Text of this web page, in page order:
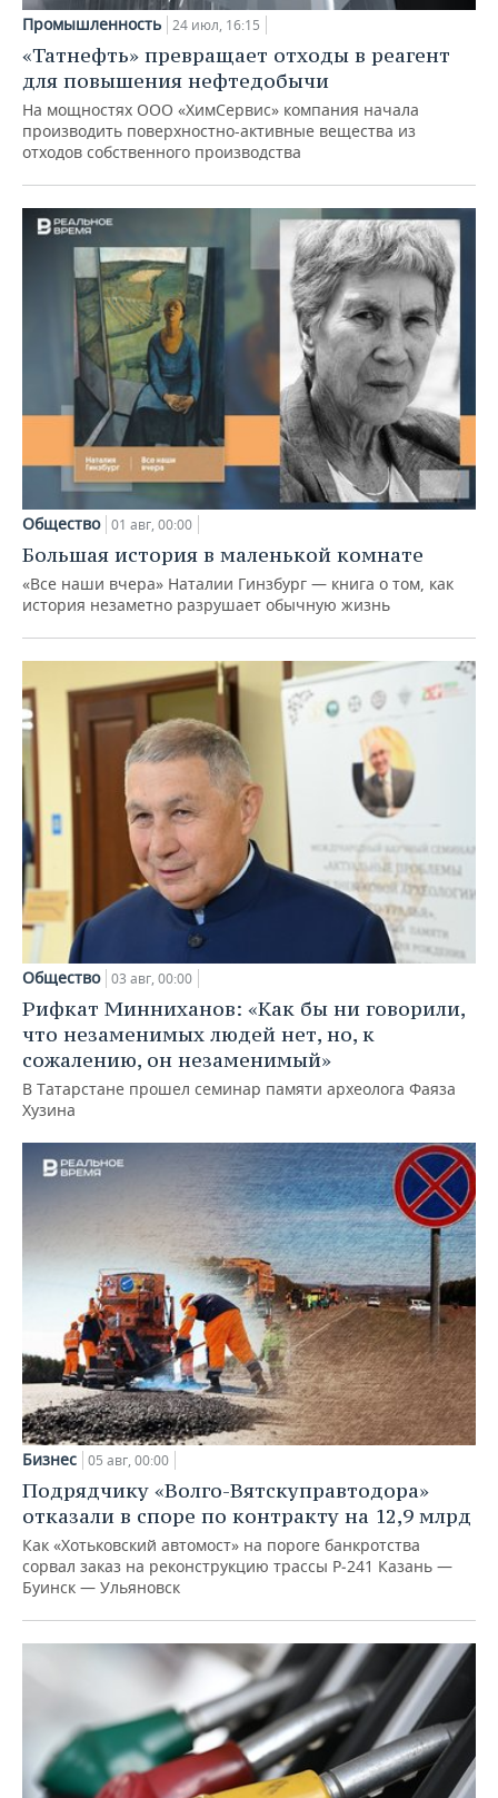
Промышленность 24 июл, 16:15
«Татнефть» превращает отходы в реагент
для повышения нефтедобычи
На мощностях ООО «ХимСервис» компания начала
производить поверхностно-активные вещества из
отходов собственного производства
Общество 01 авг, 00:00
Большая история в маленькой комнате
«Все наши вчера» Наталии Гинзбург — книга о том, как
история незаметно разрушает обычную жизнь
Общество 03 авг, 00:00
Рифкат Минниханов: «Как бы ни говорили,
что незаменимых людей нет, но, к
сожалению, он незаменимый»
В Татарстане прошел семинар памяти археолога Фаяза
Хузина
Бизнес 05 авг, 00:00
Подрядчику «Волго-Вятскуправтодора»
отказали в споре по контракту на 12,9 млрд
Как «Хотьковский автомост» на пороге банкротства
сорвал заказ на реконструкцию трассы Р‑241 Казань —
Буинск — Ульяновск